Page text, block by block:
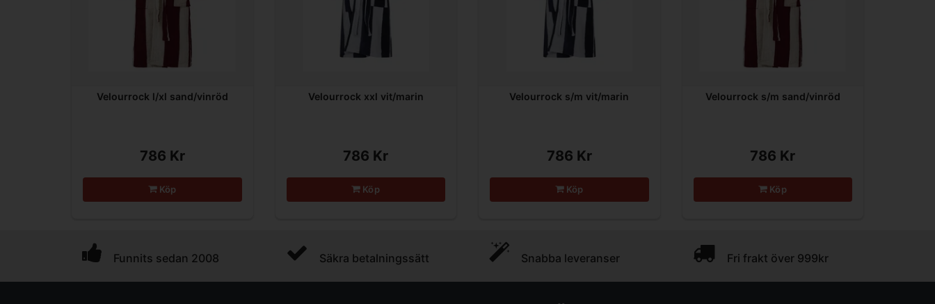
Velourrock l/xl sand/vinröd
786 Kr
Köp
Velourrock xxl vit/marin
786 Kr
Köp
Velourrock s/m vit/marin
786 Kr
Köp
Velourrock s/m sand/vinröd
786 Kr
Köp
Funnits sedan 2008 Säkra betalningssätt Snabba leveranser Fri frakt över 999kr